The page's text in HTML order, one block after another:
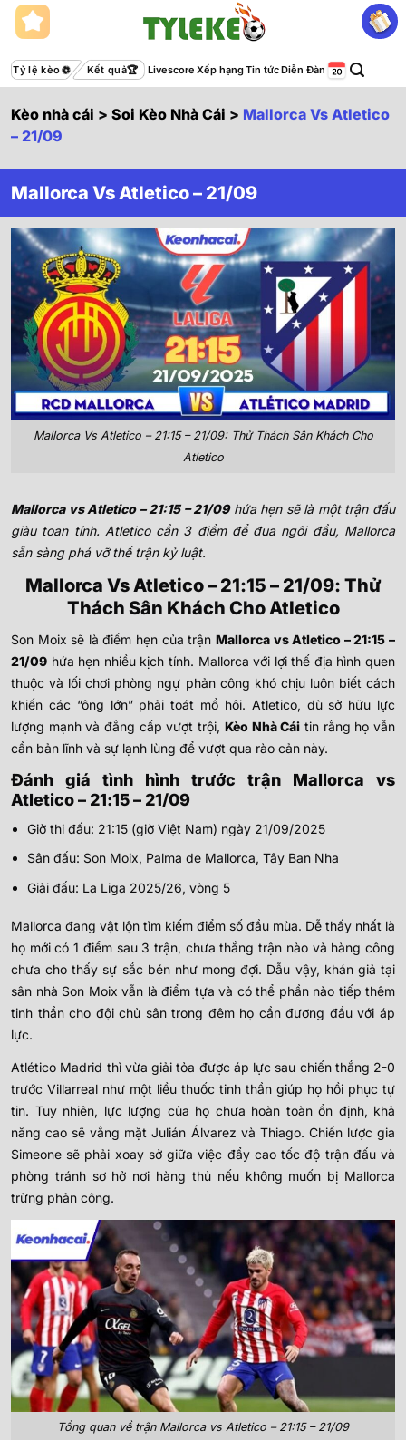
qua
dungTỷ lệ kèo Kết quả Livescore Xếp hạngTin tứcDiễn Đàn
Kèo nhà cái > Soi Kèo Nhà Cái > Mallorca Vs Atletico
– 21/09
Mallorca Vs Atletico – 21/09
Mallorca Vs Atletico – 21:15 – 21/09: Thử Thách Sân Khách Cho
Atletico
Mallorca vs Atletico – 21:15 – 21/09hứa hẹn sẽ là một trận đấu
giàu toan tính. Atletico cần 3 điểm để đua ngôi đầu, Mallorca
sẵn sàng phá vỡ thế trận kỷ luật.
Mallorca Vs Atletico – 21:15 – 21/09: Thử
Thách Sân Khách Cho Atletico
Son Moix sẽ là điểm hẹn của trận Mallorca vs Atletico – 21:15 –
21/09 hứa hẹn nhiều kịch tính. Mallorca với lợi thế địa hình quen
thuộc và lối chơi phòng ngự phản công khó chịu luôn biết cách
khiến các “ông lớn” phải toát mồ hôi. Atletico, dù sở hữu lực
lượng mạnh và đẳng cấp vượt trội, Kèo Nhà Cái tin rằng họ vẫn
cần bản lĩnh và sự lạnh lùng để vượt qua rào cản này.
Đánh giá tình hình trước trận Mallorca vs
Atletico – 21:15 – 21/09
Giờ thi đấu: 21:15 (giờ Việt Nam) ngày 21/09/2025
Sân đấu: Son Moix, Palma de Mallorca, Tây Ban Nha
Giải đấu: La Liga 2025/26, vòng 5
Mallorca đang vật lộn tìm kiếm điểm số đầu mùa. Dễ thấy nhất là
họ mới có 1 điểm sau 3 trận, chưa thắng trận nào và hàng công
chưa cho thấy sự sắc bén như mong đợi. Dẫu vậy, khán giả tại
sân nhà Son Moix vẫn là điểm tựa và có thể phần nào tiếp thêm
tinh thần cho đội chủ sân trong đêm họ cần đương đầu với áp
lực.
Atlético Madrid thì vừa giải tỏa được áp lực sau chiến thắng 2-0
trước Villarreal như một liều thuốc tinh thần giúp họ hồi phục tự
tin. Tuy nhiên, lực lượng của họ chưa hoàn toàn ổn định, khả
năng cao sẽ vắng mặt Julián Álvarez và Thiago. Chiến lược gia
Simeone sẽ phải xoay sở giữa việc đẩy cao tốc độ trận đấu và
phòng tránh sơ hở nơi hàng thủ nếu không muốn bị Mallorca
trừng phản công.
Tổng quan về trận Mallorca vs Atletico – 21:15 – 21/09